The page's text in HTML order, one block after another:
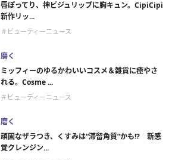
唇ぽってり、神ビジュリップに胸キュン。CipiCipi
新作リッ...
＃ビューティーニュース
磨く
ミッフィーのゆるかわいいコスメ＆雑貨に癒やさ
れる。Cosme ...
＃ビューティーニュース
磨く
頑固なザラつき、くすみは“滞留角質”かも!? 新感
覚クレンジン...